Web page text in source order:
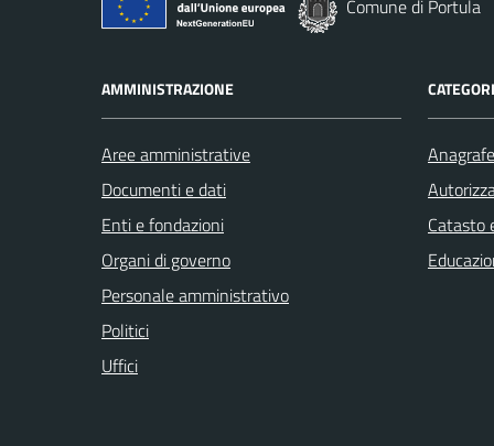
Comune di Portula
AMMINISTRAZIONE
Aree amministrative
Documenti e dati
Enti e fondazioni
Organi di governo
Personale amministrativo
Politici
Uffici
Catasto